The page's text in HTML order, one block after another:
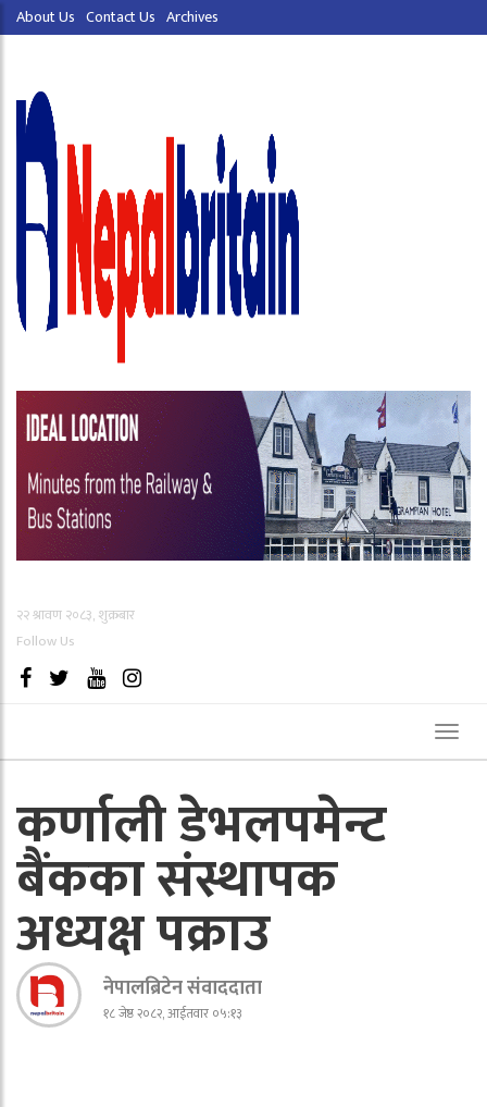
About Us Contact Us Archives
२२ श्रावण २०८३, शुक्रबार
Follow Us
कर्णाली डेभलपमेन्ट
बैंकका संस्थापक
अध्यक्ष पक्राउ
नेपालब्रिटेन संवाददाता
१८ जेष्ठ २०८२, आईतवार ०५:१३